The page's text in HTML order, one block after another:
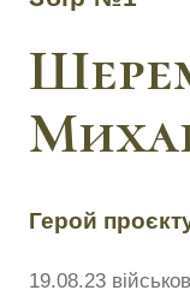
Герой
19.08.23